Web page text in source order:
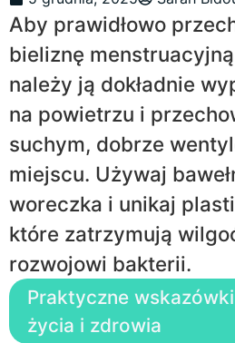
Aby prawidłowo
bieliznę
należy ją dokładnie
na powietrzu i
suchym, dobrze
miejscu. Używaj
woreczka i unikaj
które zatrzymują
rozwojowi bakterii.
Praktyczne
życia i zdrowia